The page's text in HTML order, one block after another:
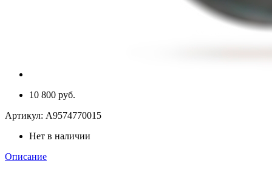
10 800 руб.
Артикул: A9574770015
Нет в наличии
Описание